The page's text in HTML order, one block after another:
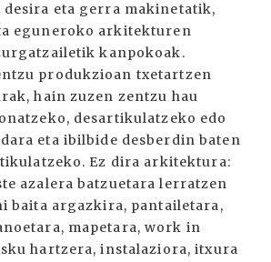
desira eta gerra makinetatik,
eguneroko arkitekturen
kanpokoak.
produkzioan txetartzen
hain zuzen zentzu hau
desartikulatzeko edo
eta ibilbide desberdin baten
Ez dira arkitektura:
azalera batzuetara lerratzen
baita argazkira, pantailetara,
mapetara, work in
hartzera, instalaziora, itxura